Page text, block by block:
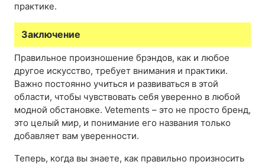
практике.
Заключение
Правильное произношение брэндов, как и любое
другое искусство, требует внимания и практики.
Важно постоянно учиться и развиваться в этой
области, чтобы чувствовать себя уверенно в любой
модной обстановке. Vetements – это не просто бренд,
это целый мир, и понимание его названия только
добавляет вам уверенности.
Теперь, когда вы знаете, как правильно произносить